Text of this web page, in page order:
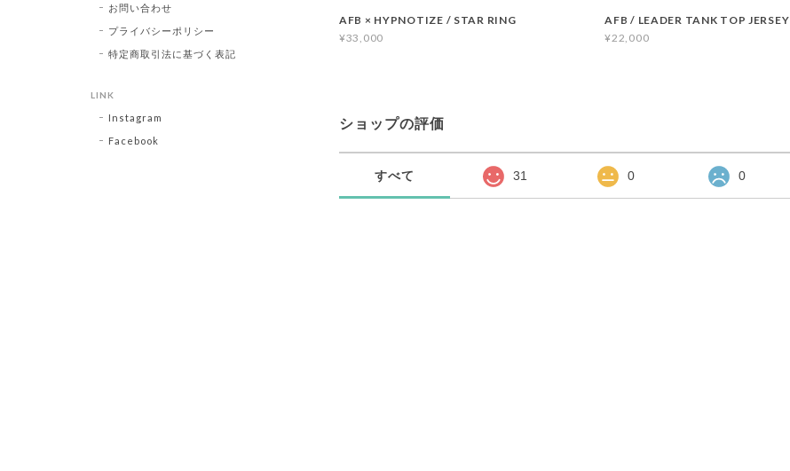
AFB × HYPNOTIZE / STAR RING
¥33,000
AFB / LEADER TANK TOP JERSEY
¥22,000
ショップの評価
すべて 31 0 0
お問い合わせ
プライバシーポリシー
特定商取引法に基づく表記
LINK
Instagram
Facebook